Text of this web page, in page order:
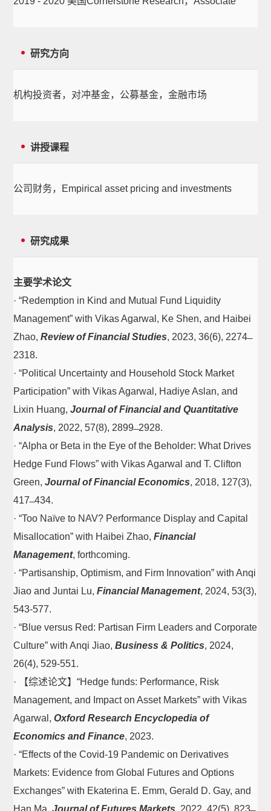
研究方向
机构投资者，对冲基金，公募基金，金融市场
讲授课程
公司财务，Empirical asset pricing and investments
研究成果
主要学术论文
· “Redemption in Kind and Mutual Fund Liquidity
Management” with Vikas Agarwal, Ke Shen, and Haibei
Zhao,Review of Financial Studies, 2023, 36(6), 2274 ̶
2318.
· “Political Uncertainty and Household Stock Market
Participation” with Vikas Agarwal, Hadiye Aslan, and
Lixin Huang, Journal of Financial and Quantitative
Analysis, 2022, 57(8), 2899 ̶ 2928.
· “Alpha or Beta in the Eye of the Beholder: What Drives
Hedge Fund Flows” with Vikas Agarwal and T. Clifton
Green,Journal of Financial Economics, 2018, 127(3),
417 ̶ 434.
· “Too Naïve to NAV? Performance Display and Capital
Misallocation” with Haibei Zhao,Financial
Management, forthcoming.
· “Partisanship, Optimism, and Firm Innovation” with Anqi
Jiao and Juntai Lu, Financial Management, 2024, 53(3),
543-577.
· “Blue versus Red: Partisan Firm Leaders and Corporate
Culture” with Anqi Jiao,Business & Politics, 2024,
26(4), 529-551.
· 【综述论文】“Hedge funds: Performance, Risk
Management, and Impact on Asset Markets” with Vikas
Agarwal,Oxford Research Encyclopedia of
Economics and Finance, 2023.
· “Effects of the Covid-19 Pandemic on Derivatives
Markets: Evidence from Global Futures and Options
Exchanges” with Ekaterina E. Emm, Gerald D. Gay, and
Han Ma,Journal of Futures Markets, 2022, 42(5), 823 ̶